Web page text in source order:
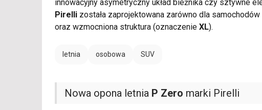
innowacyjny asymetryczny układ bieżnika czy sztywne
Pirelli została zaprojektowana zarówno dla
oraz wzmocniona struktura (oznaczenie XL).
letnia osobowa SUV
Nowa opona letnia P Zero marki Pirelli